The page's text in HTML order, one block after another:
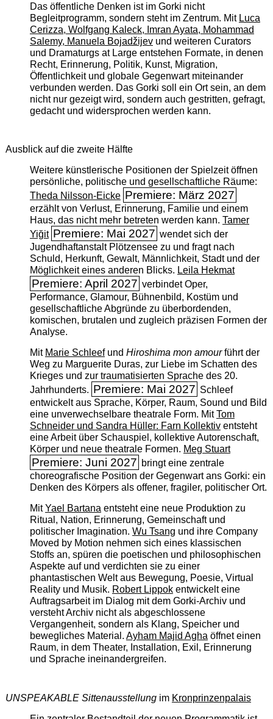
Das öffentliche Denken ist im Gorki nicht
Begleitprogramm, sondern steht im Zentrum. Mit Luca
Cerizza, Wolfgang Kaleck, Imran Ayata, Mohammad
Salemy, Manuela Bojadžijevund weiteren Curators
und Dramaturgs at Large entstehen Formate, in denen
Recht, Erinnerung, Politik, Kunst, Migration,
Öffentlichkeit und globale Gegenwart miteinander
verbunden werden. Das Gorki soll ein Ort sein, an dem
nicht nur gezeigt wird, sondern auch gestritten, gefragt,
gedacht und widersprochen werden kann.
Ausblick auf die zweite Hälfte
Weitere künstlerische Positionen der Spielzeit öffnen
persönliche, politische und gesellschaftliche Räume:
Theda Nilsson-Eicke Premiere: März 2027
erzählt von Verlust, Erinnerung, Familie und einem
Haus, das nicht mehr betreten werden kann. Tamer
Yiğit Premiere: Mai 2027 wendet sich der
Jugendhaftanstalt Plötzensee zu und fragt nach
Schuld, Herkunft, Gewalt, Männlichkeit, Stadt und der
Möglichkeit eines anderen Blicks. Leila Hekmat
Premiere: April 2027 verbindet Oper,
Performance, Glamour, Bühnenbild, Kostüm und
gesellschaftliche Abgründe zu überbordenden,
komischen, brutalen und zugleich präzisen Formen der
Analyse.
Mit Marie Schleefund Hiroshima mon amourführt der
Weg zu Marguerite Duras, zur Liebe im Schatten des
Krieges und zur traumatisierten Sprache des 20.
Jahrhunderts. Premiere: Mai 2027 Schleef
entwickelt aus Sprache, Körper, Raum, Sound und Bild
eine unverwechselbare theatrale Form. MitTom
Schneider und Sandra Hüller: Farn Kollektiventsteht
eine Arbeit über Schauspiel, kollektive Autorenschaft,
Körper und neue theatrale Formen. Meg Stuart
Premiere: Juni 2027 bringt eine zentrale
choreografische Position der Gegenwart ans Gorki: ein
Denken des Körpers als offener, fragiler, politischer Ort.
MitYael Bartanaentsteht eine neue Produktion zu
Ritual, Nation, Erinnerung, Gemeinschaft und
politischer Imagination. Wu Tsang und ihre Company
Moved by Motion nehmen sich eines klassischen
Stoffs an, spüren die poetischen und philosophischen
Aspekte auf und verdichten sie zu einer
phantastischen Welt aus Bewegung, Poesie, Virtual
Reality und Musik. Robert Lippokentwickelt eine
Auftragsarbeit im Dialog mit dem Gorki-Archiv und
versteht Archiv nicht als abgeschlossene
Vergangenheit, sondern als Klang, Speicher und
bewegliches Material. Ayham Majid Aghaöffnet einen
Raum, in dem Theater, Installation, Exil, Erinnerung
und Sprache ineinandergreifen.
UNSPEAKABLE Sittenausstellungim Kronprinzenpalais